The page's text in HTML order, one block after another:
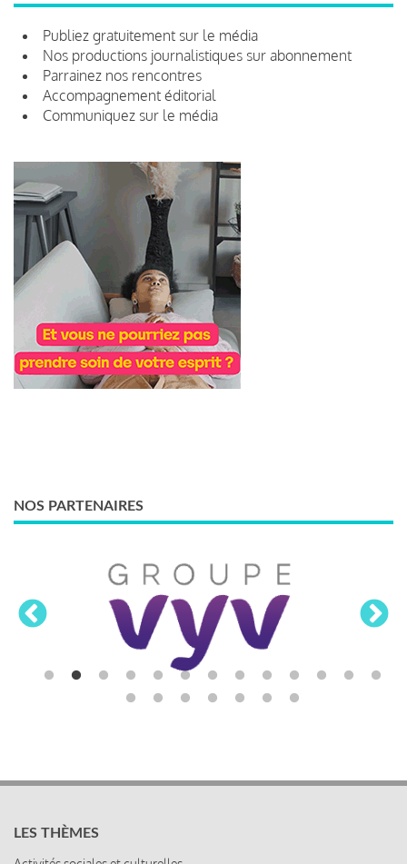
Publiez gratuitement sur le média
Nos productions journalistiques sur abonnement
Parrainez nos rencontres
Accompagnement éditorial
Communiquez sur le média
NOS PARTENAIRES
LES THÈMES